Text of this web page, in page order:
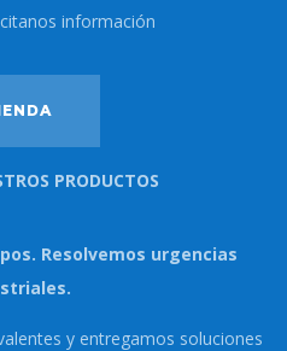
información
PRODUCTOS
Resolvemos urgencias
y entregamos soluciones